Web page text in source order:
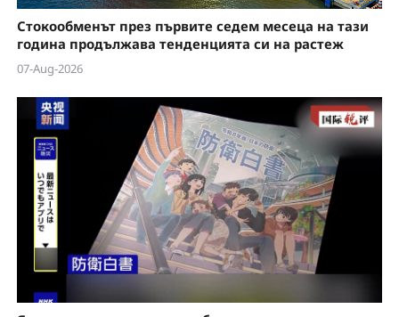
Стокообменът през първите седем месеца на тази
година продължава тенденцията си на растеж
07-Aug-2026